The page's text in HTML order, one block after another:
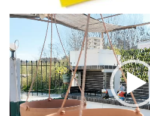
Πρόγραμμα
Αναπαραγωγής
Βίντεο